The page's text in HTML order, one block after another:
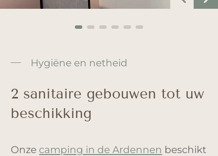
Hygiëne en netheid
2 sanitaire gebouwen tot uw
beschikking
Onze camping in de Ardennen beschikt